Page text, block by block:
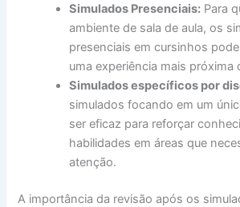
Simulados Presenciais: Para
ambiente de sala de aula, os
presenciais em cursinhos
uma experiência mais próxima
Simulados específicos por
simulados focando em um
ser eficaz para reforçar
habilidades em áreas que
atenção.
A importância da revisão após os